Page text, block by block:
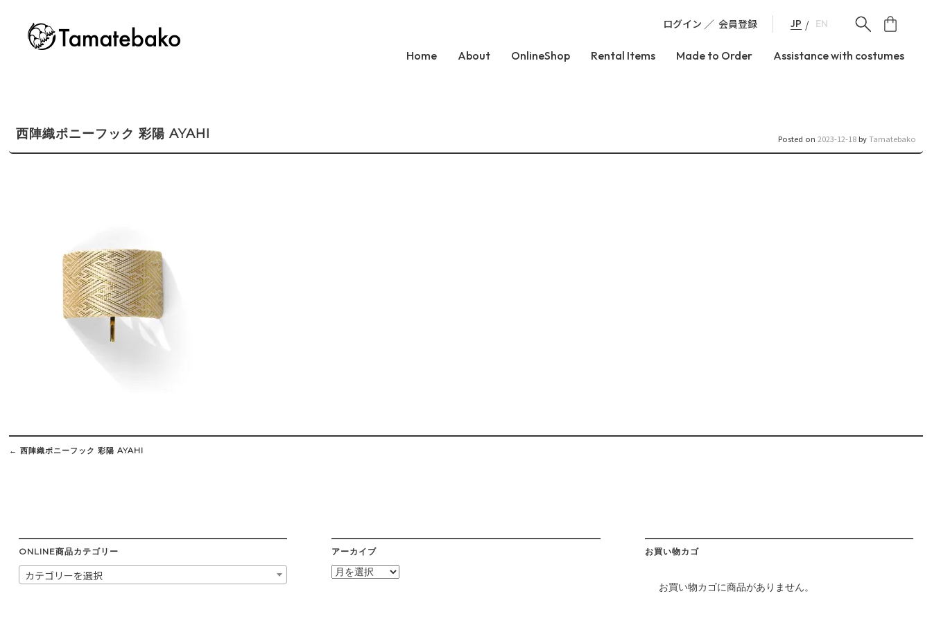
ログイン 会員登録 JP EN
Home About OnlineShop Rental Items Made to Order Assistance with costumes
西陣織ポニーフック 彩陽 AYAHI Posted on 2023-12-18byTamatebako
Post
navigation
← 西陣織ポニーフック 彩陽 AYAHI
ONLINE商品カテゴリー
カテゴリーを選択
アーカイブ
ア
ー
お買い物カゴ
お買い物カゴに商品がありません。